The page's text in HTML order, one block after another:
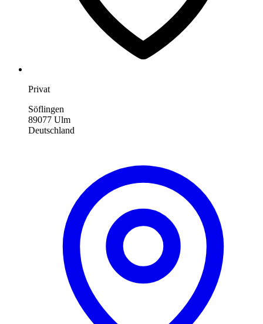
Privat
Söflingen
89077 Ulm
Deutschland